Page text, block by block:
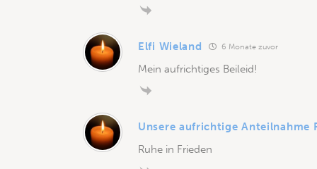
Elfi Wieland 6 Monate zuvor
Mein aufrichtiges Beileid!
Unsere aufrichtige Anteilnahme
Ruhe in Frieden